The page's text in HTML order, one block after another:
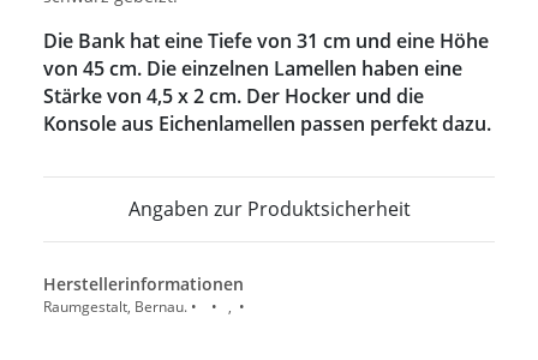
Die Bank hat eine Tiefe von 31 cm und eine Höhe
von 45 cm. Die einzelnen Lamellen haben eine
Stärke von 4,5 x 2 cm. Der Hocker und die
Konsole aus Eichenlamellen passen perfekt dazu.
Angaben zur Produktsicherheit
Herstellerinformationen
Raumgestalt, Bernau. • • , •